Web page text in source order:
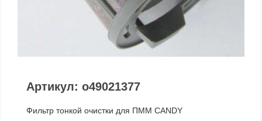
Артикул: o49021377
Фильтр тонкой очистки для ПММ CANDY